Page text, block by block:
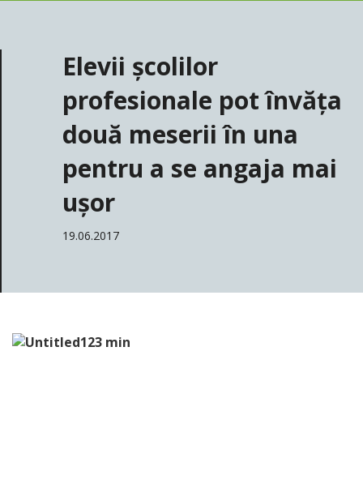
Elevii școlilor
profesionale pot învăța
două meserii în una
pentru a se angaja mai
ușor
19.06.2017